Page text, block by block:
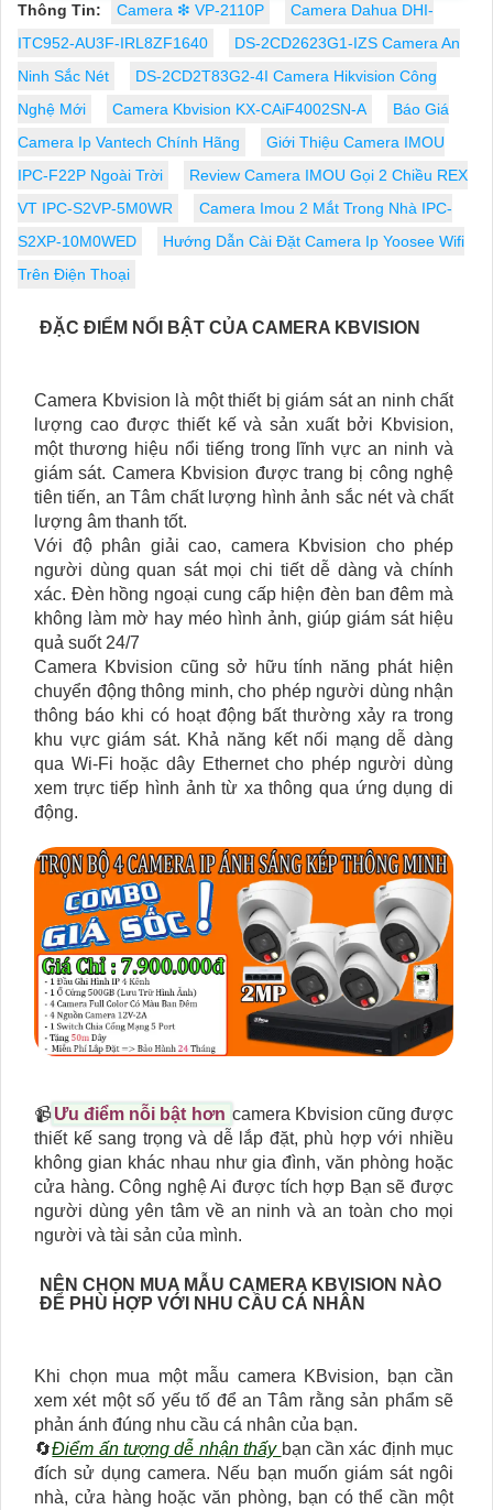
Thông Tin: Camera ❇ VP-2110P
Camera Dahua DHI-
ITC952-AU3F-IRL8ZF1640
DS-2CD2623G1-IZS Camera An
Ninh Sắc Nét
DS-2CD2T83G2-4I Camera Hikvision Công
Nghệ Mới
Camera Kbvision KX-CAiF4002SN-A
Báo Giá
Camera Ip Vantech Chính Hãng
Giới Thiệu Camera IMOU
IPC-F22P Ngoài Trời
Review Camera IMOU Gọi 2 Chiều REX
VT IPC-S2VP-5M0WR
Camera Imou 2 Mắt Trong Nhà IPC-
S2XP-10M0WED
Hướng Dẫn Cài Đặt Camera Ip Yoosee Wifi
Trên Điện Thoại
ĐẶC ĐIỂM NỔI BẬT CỦA CAMERA KBVISION
Camera Kbvision là một thiết bị giám sát an ninh chất
lượng cao được thiết kế và sản xuất bởi Kbvision,
một thương hiệu nổi tiếng trong lĩnh vực an ninh và
giám sát. Camera Kbvision được trang bị công nghệ
tiên tiến, an Tâm chất lượng hình ảnh sắc nét và chất
lượng âm thanh tốt.
Với độ phân giải cao, camera Kbvision cho phép
người dùng quan sát mọi chi tiết dễ dàng và chính
xác. Đèn hồng ngoại cung cấp hiện đèn ban đêm mà
không làm mờ hay méo hình ảnh, giúp giám sát hiệu
quả suốt 24/7
Camera Kbvision cũng sở hữu tính năng phát hiện
chuyển động thông minh, cho phép người dùng nhận
thông báo khi có hoạt động bất thường xảy ra trong
khu vực giám sát. Khả năng kết nối mạng dễ dàng
qua Wi-Fi hoặc dây Ethernet cho phép người dùng
xem trực tiếp hình ảnh từ xa thông qua ứng dụng di
động.
📹Ưu điểm nỗi bật hơn camera Kbvision cũng được
thiết kế sang trọng và dễ lắp đặt, phù hợp với nhiều
không gian khác nhau như gia đình, văn phòng hoặc
cửa hàng. Công nghệ Ai được tích hợp Bạn sẽ được
người dùng yên tâm về an ninh và an toàn cho mọi
người và tài sản của mình.
NÊN CHỌN MUA MẪU CAMERA KBVISION NÀO
ĐỂ PHÙ HỢP VỚI NHU CẦU CÁ NHÂN
Khi chọn mua một mẫu camera KBvision, bạn cần
xem xét một số yếu tố để an Tâm rằng sản phẩm sẽ
phản ánh đúng nhu cầu cá nhân của bạn.
🔄Điểm ấn tượng dễ nhận thấy bạn cần xác định mục
đích sử dụng camera. Nếu bạn muốn giám sát ngôi
nhà, cửa hàng hoặc văn phòng, bạn có thể cần một